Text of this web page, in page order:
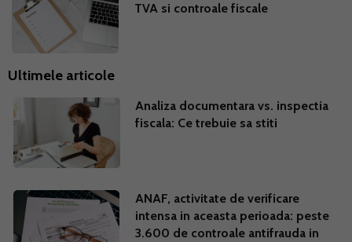
TVA si controale fiscale
Ultimele articole
Analiza documentara vs. inspectia
fiscala: Ce trebuie sa stiti
ANAF, activitate de verificare
intensa in aceasta perioada: peste
3.600 de controale antifrauda in